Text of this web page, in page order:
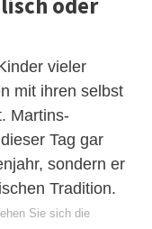
vieler
mit ihren selbst
Martins-
Tag gar
sondern er
Tradition.
Sie sich die